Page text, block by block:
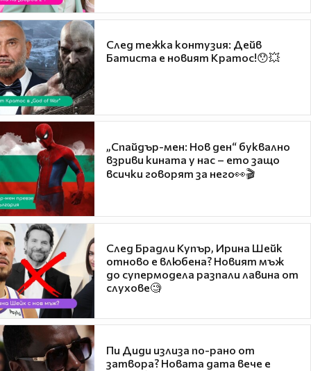
След тежка контузия: Дейв
Батиста е новият Кратос!😯💥
„Спайдър-мен: Нов ден“ буквално
взриви кината у нас – ето защо
всички говорят за него👀🎬
След Брадли Купър, Ирина Шейк
отново е влюбена? Новият мъж
до супермодела разпали лавина от
слухове🧐
Пи Диди излиза по-рано от
затвора? Новата дата вече е